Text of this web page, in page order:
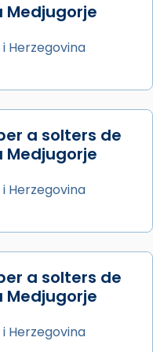
ha tingut lloc la
agraïment al
apostòlica
i als
de Barcelona.
el cardenal Joan
missa i l’ha
de Barcelona,
Medjugorje
Herzegovina
a solters de
Medjugorje
Herzegovina
a solters de
Medjugorje
Herzegovina